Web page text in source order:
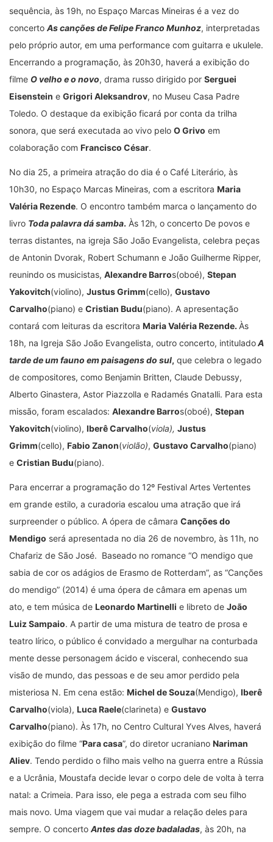
sequência, às 19h, no Espaço Marcas Mineiras é a vez do
concerto As canções de Felipe Franco Munhoz, interpretadas
pelo próprio autor, em uma performance com guitarra e ukulele.
Encerrando a programação, às 20h30, haverá a exibição do
filme O velho e o novo, drama russo dirigido por Serguei
Eisenstein e Grigori Aleksandrov, no Museu Casa Padre
Toledo. O destaque da exibição ficará por conta da trilha
sonora, que será executada ao vivo pelo O Grivo em
colaboração com Francisco César.
No dia 25, a primeira atração do dia é o Café Literário, às
10h30, no Espaço Marcas Mineiras, com a escritora Maria
Valéria Rezende. O encontro também marca o lançamento do
livro Toda palavra dá samba. Às 12h, o concerto De povos e
terras distantes, na igreja São João Evangelista, celebra peças
de Antonin Dvorak, Robert Schumann e João Guilherme Ripper,
reunindo os musicistas, Alexandre Barros(oboé), Stepan
Yakovitch(violino), Justus Grimm(cello), Gustavo
Carvalho(piano) e Cristian Budu(piano). A apresentação
contará com leituras da escritora Maria Valéria Rezende. Às
18h, na Igreja São João Evangelista, outro concerto, intituladoA
tarde de um fauno em paisagens do sul, que celebra o legado
de compositores, como Benjamin Britten, Claude Debussy,
Alberto Ginastera, Astor Piazzolla e Radamés Gnatalli. Para esta
missão, foram escalados: Alexandre Barros(oboé), Stepan
Yakovitch(violino), Iberê Carvalho(viola), Justus
Grimm(cello), Fabio Zanon(violão), Gustavo Carvalho(piano)
e Cristian Budu(piano).
Para encerrar a programação do 12º Festival Artes Vertentes
em grande estilo, a curadoria escalou uma atração que irá
surpreender o público. A ópera de câmara Canções do
Mendigo será apresentada no dia 26 de novembro, às 11h, no
Chafariz de São José. Baseado no romance “O mendigo que
sabia de cor os adágios de Erasmo de Rotterdam”, as “Canções
do mendigo” (2014) é uma ópera de câmara em apenas um
ato, e tem música de Leonardo Martinelli e libreto de João
Luiz Sampaio. A partir de uma mistura de teatro de prosa e
teatro lírico, o público é convidado a mergulhar na conturbada
mente desse personagem ácido e visceral, conhecendo sua
visão de mundo, das pessoas e de seu amor perdido pela
misteriosa N. Em cena estão: Michel de Souza(Mendigo), Iberê
Carvalho(viola), Luca Raele(clarineta) e Gustavo
Carvalho(piano). Às 17h, no Centro Cultural Yves Alves, haverá
exibição do filme “Para casa”, do diretor ucraniano Nariman
Aliev. Tendo perdido o filho mais velho na guerra entre a Rússia
e a Ucrânia, Moustafa decide levar o corpo dele de volta à terra
natal: a Crimeia. Para isso, ele pega a estrada com seu filho
mais novo. Uma viagem que vai mudar a relação deles para
sempre. O concerto Antes das doze badaladas, às 20h, na